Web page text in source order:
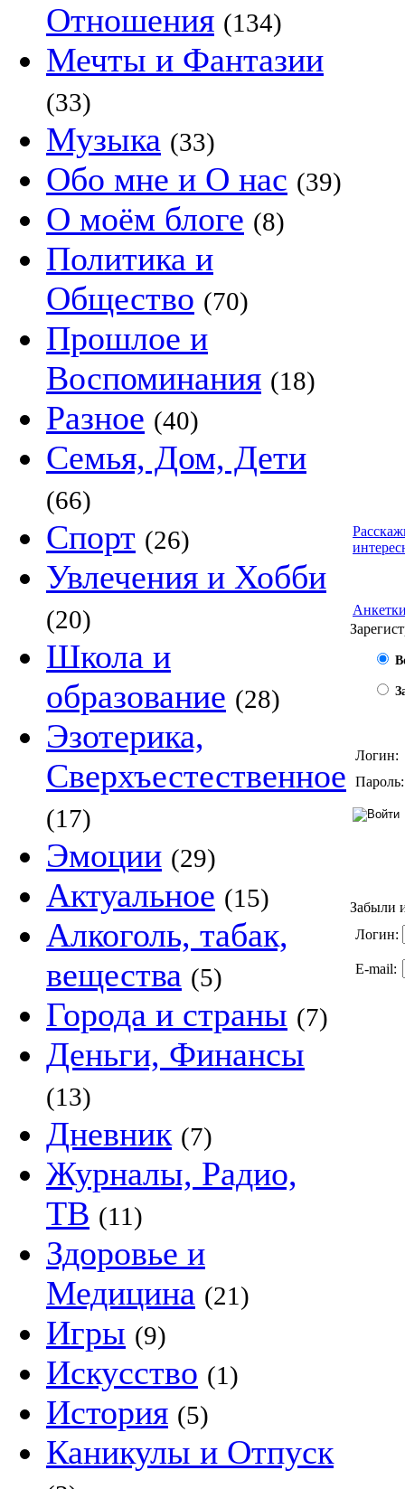
Отношения (134)
Мечты и Фантазии
(33)
Музыка (33)
Обо мне и О нас (39)
О моём блоге (8)
Политика и
Общество (70)
Прошлое и
Воспоминания (18)
Разное (40)
Семья, Дом, Дети
(66)
Спорт (26)
Увлечения и Хобби
(20)
Школа и
образование (28)
Эзотерика,
Сверхъестественное
(17)
Эмоции (29)
Актуальное (15)
Алкоголь, табак,
вещества (5)
Города и страны (7)
Деньги, Финансы
(13)
Дневник (7)
Журналы, Радио,
ТВ (11)
Здоровье и
Медицина (21)
Игры (9)
Искусство (1)
История (5)
Каникулы и Отпуск
Логин:
Пароль:
Забыли
Логин:
E-mail: